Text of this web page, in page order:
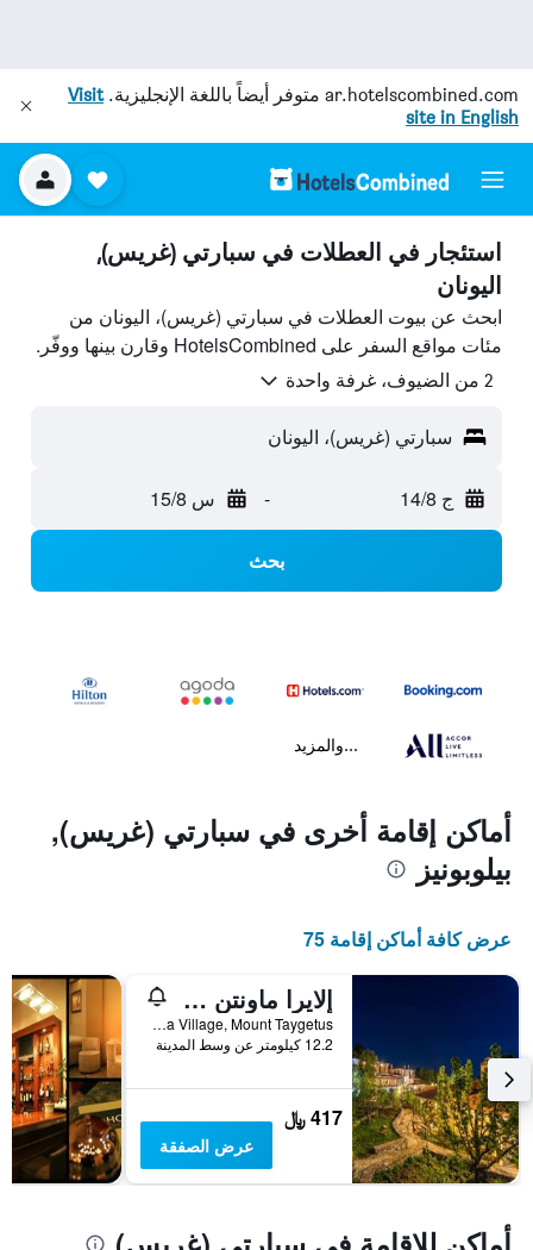
ar.hotelscombined.com متوفر أيضاً باللغة الإنجليزية.Visit
site in English
استئجار في العطلات في سبارتي (غريس),
اليونان
ابحث عن بيوت العطلات في سبارتي (غريس)، اليونان من
مئات مواقع السفر على HotelsCombined وقارن بينها ووفّر.
2 من الضيوف، غرفة واحدة
سبارتي (غريس)، اليونان
ج 14/8 - س 15/8
بحث
...والمزيد
أماكن إقامة أخرى في سبارتي (غريس),
بيلوبونيز
عرض كافة أماكن إقامة 75
إلايرا ماونتن ريزورت
Toriza Village, Mount Taygetus, سبارتي (غريس), اليونان
12.2 كيلومتر عن وسط المدينة
417 ﷼
عرض الصفقة